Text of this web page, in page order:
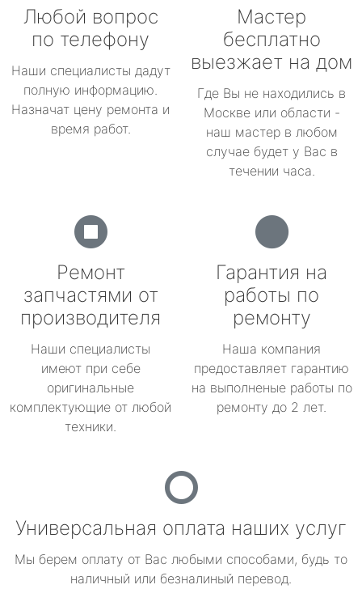
Любой вопрос
по телефону
Наши специалисты дадут
полную информацию.
Назначат цену ремонта и
время работ.
Мастер
бесплатно
выезжает на дом
Где Вы не находились в
Москве или области -
наш мастер в любом
случае будет у Вас в
течении часа.
Ремонт
запчастями от
производителя
Наши специалисты
имеют при себе
оригинальные
комплектующие от любой
техники.
Гарантия на
работы по
ремонту
Наша компания
предоставляет гарантию
на выполненые работы по
ремонту до 2 лет.
Универсальная оплата наших услуг
Мы берем оплату от Вас любыми способами, будь то
наличный или безналиный перевод.